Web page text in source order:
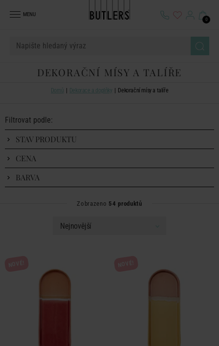
MENU
0
DEKORAČNÍ MÍSY A TALÍŘE
Domů Dekorace a doplňky Dekorační mísy a talíře
Filtrovat podle:
STAV PRODUKTU
CENA
BARVA
Zobrazeno 54 produktů